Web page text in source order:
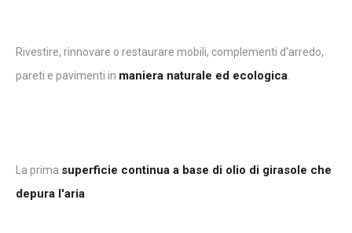
Rivestire, rinnovare o restaurare mobili, complementi d'arredo,
pareti e pavimenti in maniera naturale ed ecologica
La prima superficie continua a base di olio di girasole che
depura l'aria